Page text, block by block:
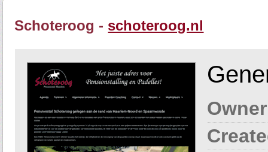
Schoteroog - schoteroog.nl